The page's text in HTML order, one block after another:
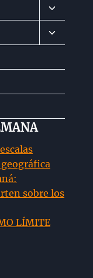
Alternar
menú
hijo
Alternar
menú
sobre los
LÍMITE